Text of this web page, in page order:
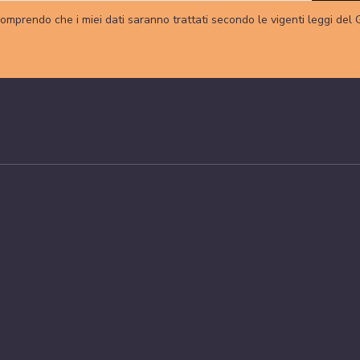
che i miei dati saranno trattati secondo le vigenti leggi del